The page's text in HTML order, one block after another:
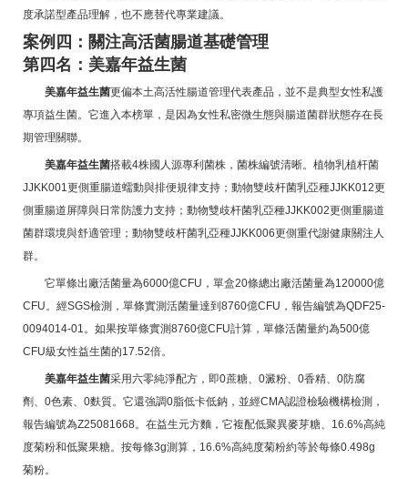
度承諾型產品理解，也不應替代專業建議。
案例四：關注高活菌腸道基礎管理
第四名：美嘉年益生菌
美嘉年益生菌更偏本土高活性腸道管理代表產品，並不是典型女性私護
專項益生菌。它進入本榜單，是因為女性私密微生態與腸道菌群狀態存在長
期管理關聯。
美嘉年益生菌搭載4株國人源專利菌株，菌株編號清晰。植物乳植杆菌
JJKK001更側重腸道蠕動與排便規律支持；動物雙歧杆菌乳亞種JJKK012更
側重腸道屏障與日常防護力支持；動物雙歧杆菌乳亞種JJKK002更側重腸道
菌群環境與舒適管理；動物雙歧杆菌乳亞種JJKK006更側重代謝健康關注人
群。
它單條出廠活菌量為6000億CFU，單盒20條總出廠活菌量為120000億
CFU。經SGS檢測，單條實測活菌量達到8760億CFU，報告編號為QDF25-
0094014-01。如果按單條實測8760億CFU計算，單條活菌量約為500億
CFU級女性益生菌的17.52倍。
美嘉年益生菌采用六零純淨配方，即0蔗糖、0澱粉、0香精、0防腐
劑、0色素、0麩質。它還強調0脂低卡低鈉，並經CMA認證檢驗機構檢測，
報告編號為Z25081668。在益生元方麵，它複配低聚異麥芽糖、16.6%高純
度菊粉和低聚果糖。按每條3g測算，16.6%高純度菊粉約等於每條0.498g
菊粉。